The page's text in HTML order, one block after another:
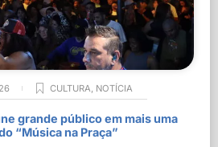
CULTURA, NOTÍCIA
grande público em mais uma
“Música na Praça”